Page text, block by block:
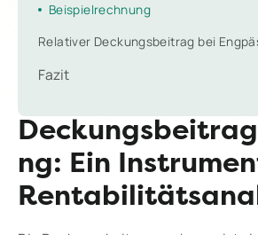
Beispielrechnung
Relativer Deckungsbeitrag bei
Fazit
ng: Ein